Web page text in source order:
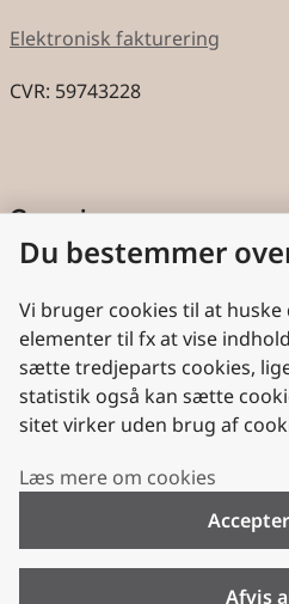
Elektronisk fakturering
CVR: 59743228
Genveje
Cookies
Aktindsigt
Persondatabeskyttelse
Nyttige links
Plan- og
Folkekirken.dk
Du bestemmer
Vi bruger cookies til at
elementer til fx at vise
sætte tredjeparts cookies,
statistik også kan sætte
sitet virker uden brug af
Læs mere om cookies
Afvis